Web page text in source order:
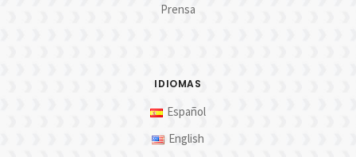
Prensa
IDIOMAS
Español
English